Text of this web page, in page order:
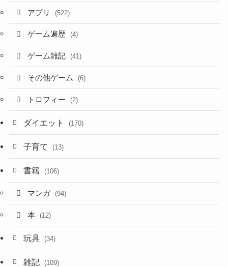
アプリ (522)
ゲーム遍歴 (4)
ゲーム雑記 (41)
その他ゲーム (6)
トロフィー (2)
ダイエット (170)
子育て (13)
書籍 (106)
マンガ (94)
本 (12)
玩具 (34)
雑記 (109)